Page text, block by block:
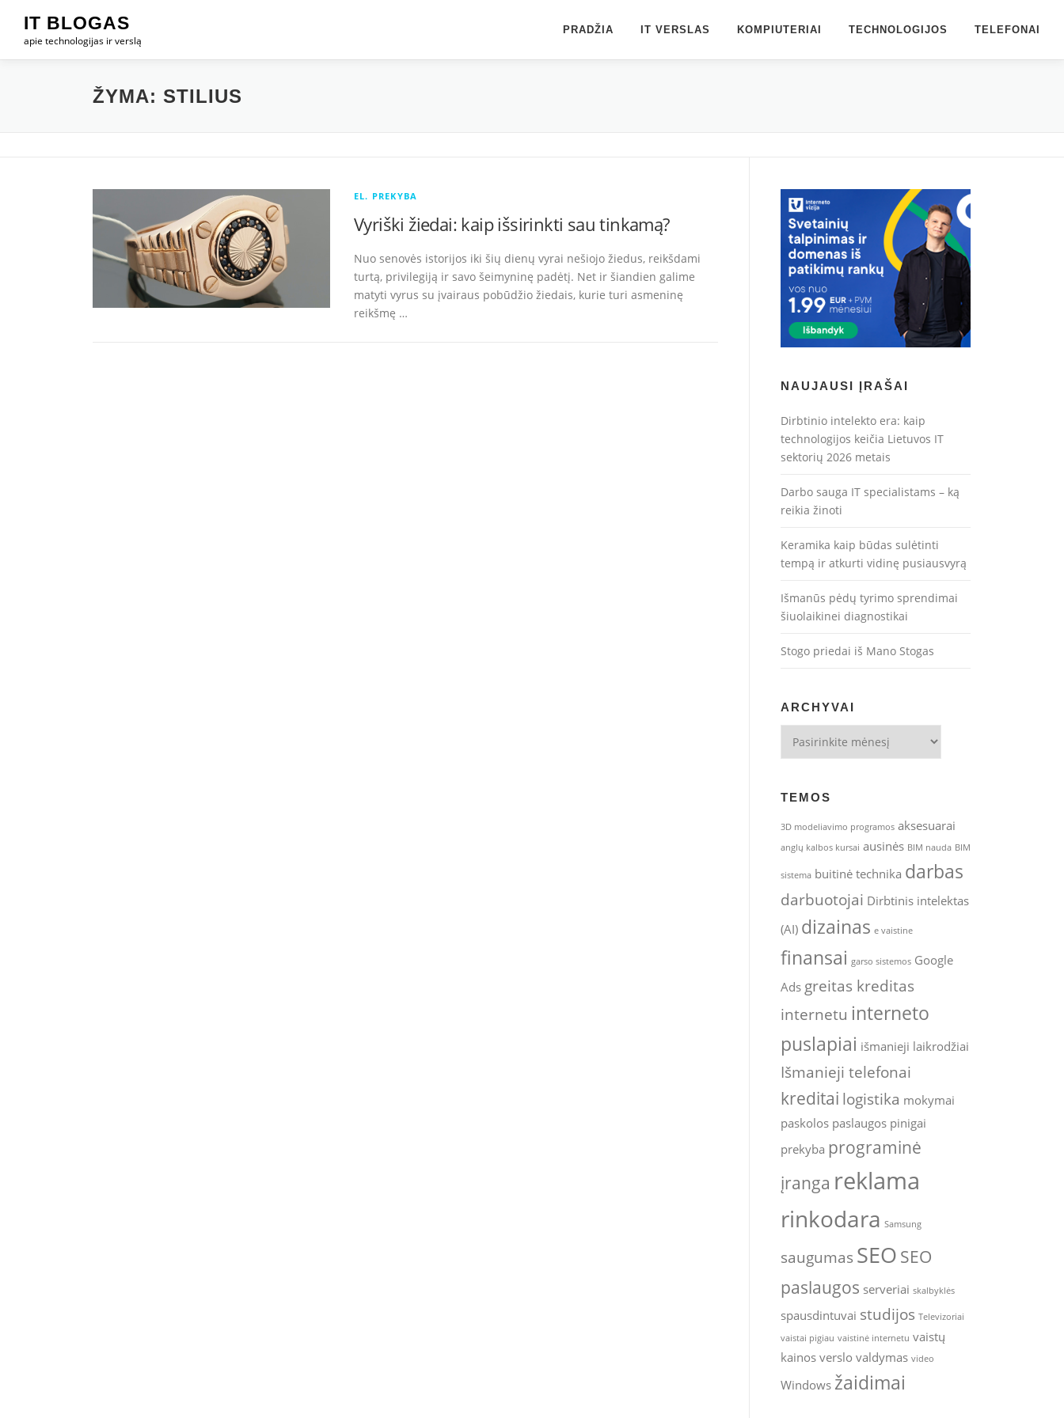
turinio
IT BLOGAS
apie technologijas ir verslą
PRADŽIA IT VERSLAS KOMPIUTERIAI TECHNOLOGIJOS TELEFONAI
ŽYMA: STILIUS
EL. PREKYBA
Vyriški žiedai: kaip išsirinkti sau tinkamą?
Nuo senovės istorijos iki šių dienų vyrai nešiojo žiedus, reikšdami
turtą, privilegiją ir savo šeimyninę padėtį. Net ir šiandien galime
matyti vyrus su įvairaus pobūdžio žiedais, kurie turi asmeninę
reikšmę …
NAUJAUSI ĮRAŠAI
Dirbtinio intelekto era: kaip
technologijos keičia Lietuvos IT
sektorių 2026 metais
Darbo sauga IT specialistams – ką
reikia žinoti
Keramika kaip būdas sulėtinti
tempą ir atkurti vidinę pusiausvyrą
Išmanūs pėdų tyrimo sprendimai
šiuolaikinei diagnostikai
Stogo priedai iš Mano Stogas
ARCHYVAI
TEMOS
3D modeliavimo programos aksesuarai
anglų kalbos kursai ausinės BIM nauda BIM
sistema buitinė technika darbas
darbuotojai Dirbtinis intelektas
(AI) dizainas e vaistine
finansai garso sistemos Google
Ads greitas kreditas
internetu interneto
puslapiai išmanieji laikrodžiai
Išmanieji telefonai
kreditai logistika mokymai
paskolos paslaugos pinigai
prekyba programinė
įranga reklama
rinkodara Samsung
saugumas SEO SEO
paslaugos serveriai skalbyklės
spausdintuvai studijos Televizoriai
vaistai pigiau vaistinė internetu vaistų
kainosverslo valdymas video
Windows žaidimai